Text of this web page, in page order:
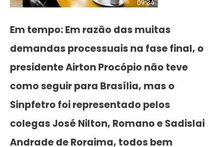
Em tempo: Em razão das muitas
demandas processuais na fase final, o
presidente Airton Procópio não teve
como seguir para Brasília, mas o
Sinpfetro foi representado pelos
colegas José Nilton, Romano e Sadislai
Andrade de Roraima, todos bem